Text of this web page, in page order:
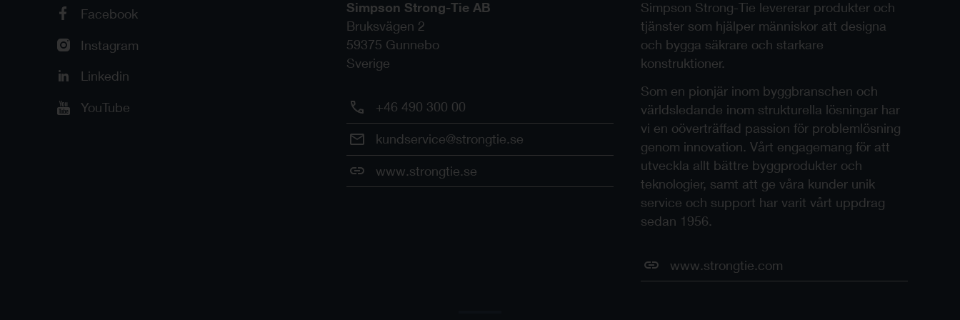
Simpson Strong-Tie levererar produkter och
tjänster som hjälper människor att designa
och bygga säkrare och starkare
konstruktioner.
Som en pionjär inom byggbranschen och
världsledande inom strukturella lösningar har
vi en oöverträffad passion för problemlösning
genom innovation. Vårt engagemang för att
utveckla allt bättre byggprodukter och
teknologier, samt att ge våra kunder unik
service och support har varit vårt uppdrag
sedan 1956.
www.strongtie.com
Simpson Strong-Tie AB
Bruksvägen 2
59375 Gunnebo
Sverige
+46 490 300 00
kundservice@strongtie.se
www.strongtie.se
Facebook
Instagram
Linkedin
YouTube